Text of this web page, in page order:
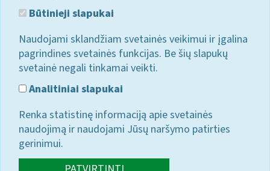
Būtinieji slapukai
Naudojami sklandžiam svetainės veikimui ir įgalina
pagrindines svetainės funkcijas. Be šių slapukų
svetainė negali tinkamai veikti.
Analitiniai slapukai
Renka statistinę informaciją apie svetainės
naudojimą ir naudojami Jūsų naršymo patirties
gerinimui.